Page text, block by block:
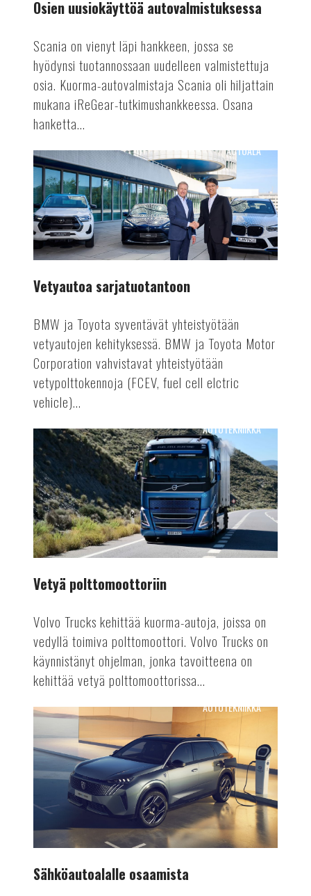
Osien uusiokäyttöä autovalmistuksessa
Scania on vienyt läpi hankkeen, jossa se
hyödynsi tuotannossaan uudelleen valmistettuja
osia. Kuorma-autovalmistaja Scania oli hiljattain
mukana iReGear-tutkimushankkeessa. Osana
hanketta...
Vetyautoa
sarjatuotantoon
AUTOALA
Vetyautoa sarjatuotantoon
BMW ja Toyota syventävät yhteistyötään
vetyautojen kehityksessä. BMW ja Toyota Motor
Corporation vahvistavat yhteistyötään
vetypolttokennoja (FCEV, fuel cell elctric
vehicle)...
Vetyä
polttomoottoriin
AUTOTEKNIIKKA
Vetyä polttomoottoriin
Volvo Trucks kehittää kuorma-autoja, joissa on
vedyllä toimiva polttomoottori. Volvo Trucks on
käynnistänyt ohjelman, jonka tavoitteena on
kehittää vetyä polttomoottorissa...
Sähköautoalalle
osaamista
AUTOTEKNIIKKA
Sähköautoalalle osaamista